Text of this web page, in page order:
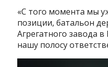
«С того момента мы
позиции, батальон
Агрегатного завода
нашу полосу